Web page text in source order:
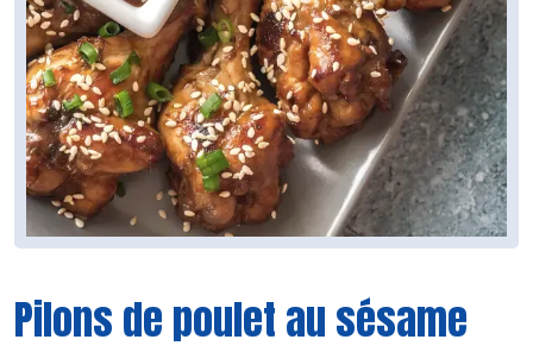
Pilons de poulet au sésame